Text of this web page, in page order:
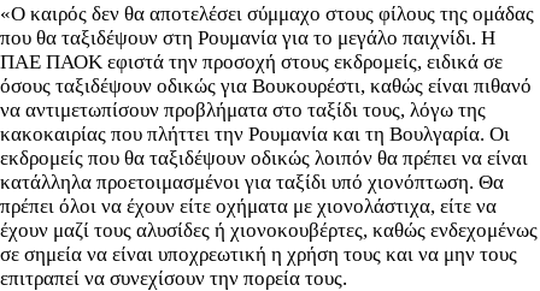
«Ο καιρός δεν θα αποτελέσει σύμμαχο στους φίλους της ομάδας
που θα ταξιδέψουν στη Ρουμανία για το μεγάλο παιχνίδι. Η
ΠΑΕ ΠΑΟΚ εφιστά την προσοχή στους εκδρομείς, ειδικά σε
όσους ταξιδέψουν οδικώς για Βουκουρέστι, καθώς είναι πιθανό
να αντιμετωπίσουν προβλήματα στο ταξίδι τους, λόγω της
κακοκαιρίας που πλήττει την Ρουμανία και τη Βουλγαρία. Οι
εκδρομείς που θα ταξιδέψουν οδικώς λοιπόν θα πρέπει να είναι
κατάλληλα προετοιμασμένοι για ταξίδι υπό χιονόπτωση. Θα
πρέπει όλοι να έχουν είτε οχήματα με χιονολάστιχα, είτε να
έχουν μαζί τους αλυσίδες ή χιονοκουβέρτες, καθώς ενδεχομένως
σε σημεία να είναι υποχρεωτική η χρήση τους και να μην τους
επιτραπεί να συνεχίσουν την πορεία τους.